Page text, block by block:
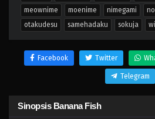
meownime
moenime nimegami
otakudesu
samehadaku sokuja
Facebook Twitter
Telegram
Sinopsis Banana Fish